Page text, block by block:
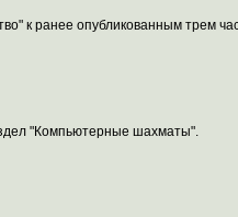
к ранее опубликованным трем
"Компьютерные шахматы".